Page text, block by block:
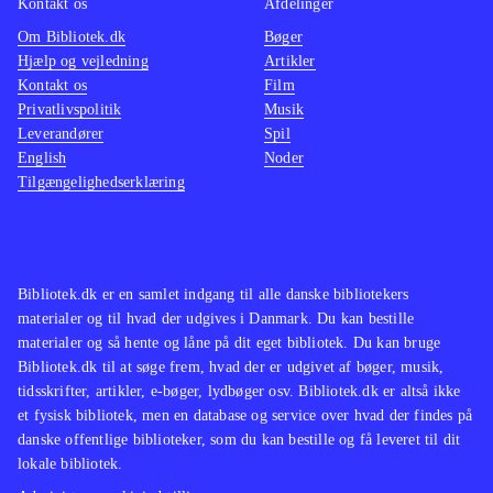
måske skulle tro. Faktisk ligner det
nærmere FIFA 12 - bare på gadeplan
med færre spillere
Det er fire år siden sidste FIFA street
udkom og det gør i sig selv spillet
her til noget som FIFA-fans vil
gadefodbold.
Bibliotek.dk er en samlet indgang til alle danske bibliotekers
materialer og til hvad der udgives i Danmark. Du kan bestille
materialer og så hente og låne på dit eget bibliotek. Du kan bruge
Bibliotek.dk til at søge frem, hvad der er udgivet af bøger, musik,
tidsskrifter, artikler, e-bøger, lydbøger osv. Bibliotek.dk er altså ikke
et fysisk bibliotek, men en database og service over hvad der findes på
danske offentlige biblioteker, som du kan bestille og få leveret til dit
lokale bibliotek.
Kontakt os
Om Bibliotek.dk
Hjælp og vejledning
Kontakt os
Privatlivspolitik
Leverandører
English
Tilgængelighedserklæring
Afdelinger
Bøger
Artikler
Film
Musik
Spil
Noder